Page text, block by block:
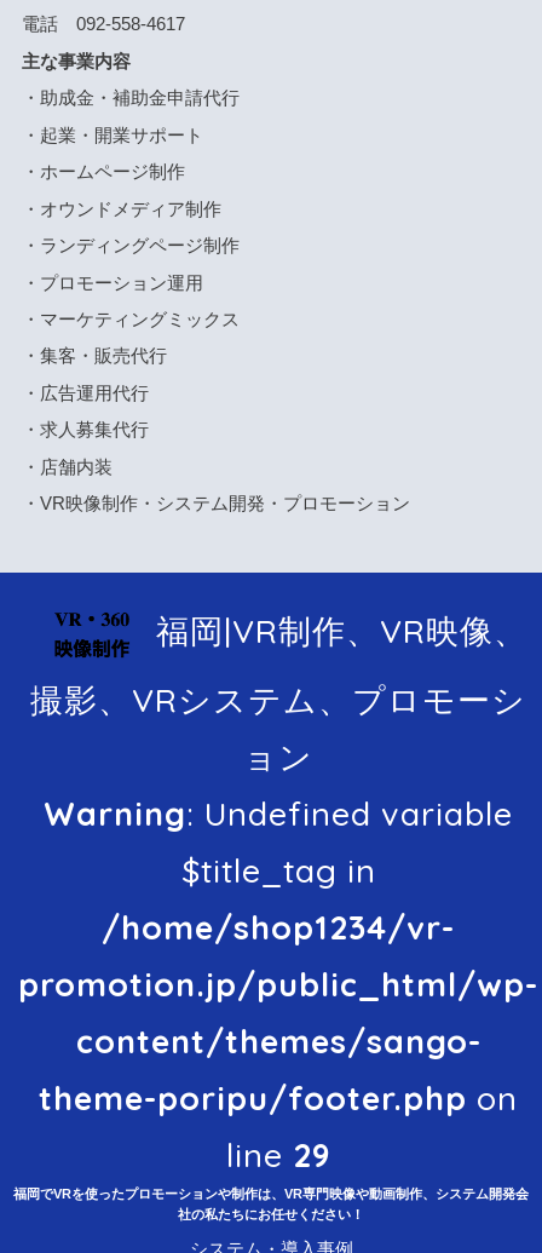
電話 092-558-4617
主な事業内容
・助成金・補助金申請代行
・起業・開業サポート
・ホームページ制作
・オウンドメディア制作
・ランディングページ制作
・プロモーション運用
・マーケティングミックス
・集客・販売代行
・広告運用代行
・求人募集代行
・店舗内装
・VR映像制作・システム開発・プロモーション
福岡|VR制作、VR映像、
撮影、VRシステム、プロモーシ
ョン
Warning: Undefined variable
$title_tag in
/home/shop1234/vr-
promotion.jp/public_html/wp-
content/themes/sango-
theme-poripu/footer.php on
line 29
福岡でVRを使ったプロモーションや制作は、VR専門映像や動画制作、システム開発会
社の私たちにお任せください！